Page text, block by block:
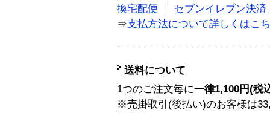
換宅配便
セブンイレブン決済
⇒支払方法について詳しくはこ
送料について
1つのご注文毎に一律1,100円(税
※売掛取引(後払い)のお客様は